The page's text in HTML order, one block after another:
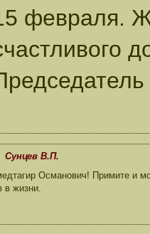
февраля.
Сунцев В.П.
Османович! Примите и
в жизни.